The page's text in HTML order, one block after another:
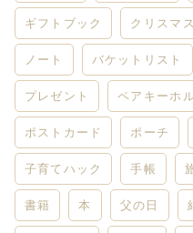
ギフトブック クリスマス
ノート バケットリスト
プレゼント ペアキーホ
ポストカード ポーチ
子育てハック 手帳
書籍 本 父の日